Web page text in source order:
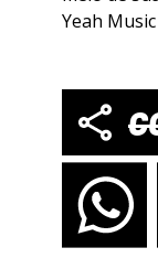
Yeah